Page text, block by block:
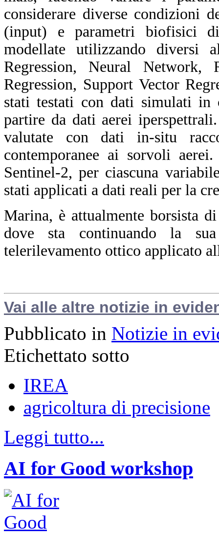
considerare diverse condizioni
(input) e parametri biofisici
modellate utilizzando diversi
Regression, Neural Network,
Regression, Support Vector
stati testati con dati simulati in
partire da dati aerei
valutate con dati in-situ
contemporanee ai sorvoli
Sentinel-2, per ciascuna
stati applicati a dati reali per la
Marina, è attualmente borsista
dove sta continuando la
telerilevamento ottico applicato
Vai alle altre notizie in
Pubblicato in Notizie in
Etichettato sotto
IREA
agricoltura di precisione
Leggi tutto...
AI for Good workshop